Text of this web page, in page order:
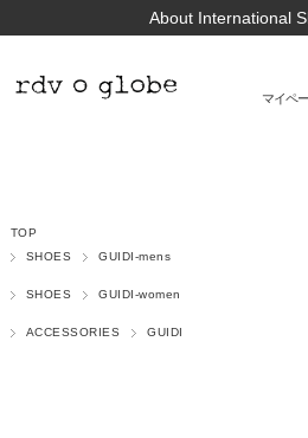
About International
マイペ
TOP
SHOES
GUIDI-mens
SHOES GUIDI-women
ACCESSORIES GUIDI